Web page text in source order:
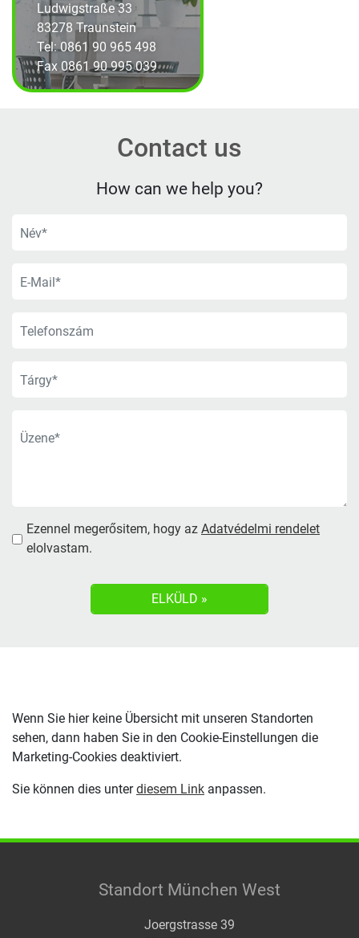
Ludwigstraße 33
83278 Traunstein
Tel: 0861 90 965 498
Fax 0861 90 995 039
Contact us
How can we help you?
Ezennel megerősitem, hogy az Adatvédelmi rendelet
elolvastam.
Wenn Sie hier keine Übersicht mit unseren Standorten
sehen, dann haben Sie in den Cookie-Einstellungen die
Marketing-Cookies deaktiviert.
Sie können dies unterdiesem Link anpassen.
Standort München West
Joergstrasse 39